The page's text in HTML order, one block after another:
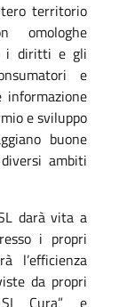
territorio
omologhe
i diritti e gli
e
e sviluppo
buone
ambiti
darà vita a
i propri
l’efficienza
da propri
Cura” e